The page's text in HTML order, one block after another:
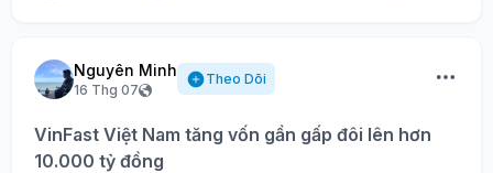
Nguyên Minh
16 Thg 07
Theo Dõi
VinFast Việt Nam tăng vốn gần gấp đôi lên hơn
10.000 tỷ đồng